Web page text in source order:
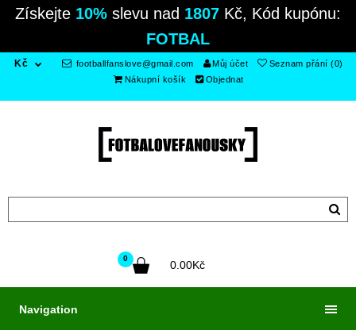
Získejte 10% slevu nad 1807 Kč, Kód kupónu:
FOTBAL
Kč footballfanslove@gmail.com Můj účet
Seznam přání (0)
Nákupní košík
Objednat
0
0.00Kč
Navigation